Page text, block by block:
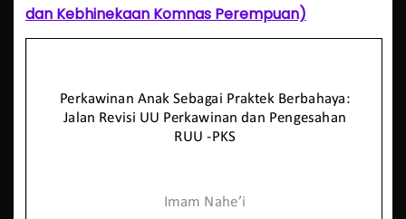
dan Kebhinekaan Komnas Perempuan)